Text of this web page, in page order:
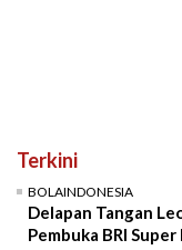
Terkini
BOLAINDONESIA
Delapan Tangan
Pembuka BRI Super